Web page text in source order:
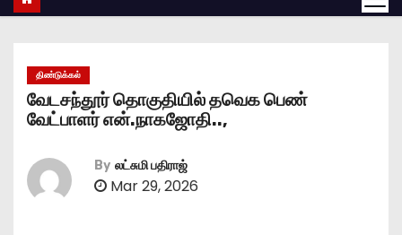
திண்டுக்கல்
வேடசந்தூர் தொகுதியில் தவெக பெண்
வேட்பாளர் என்.நாகஜோதி..,
By லட்சுமி பதிராஜ்
Mar 29, 2026